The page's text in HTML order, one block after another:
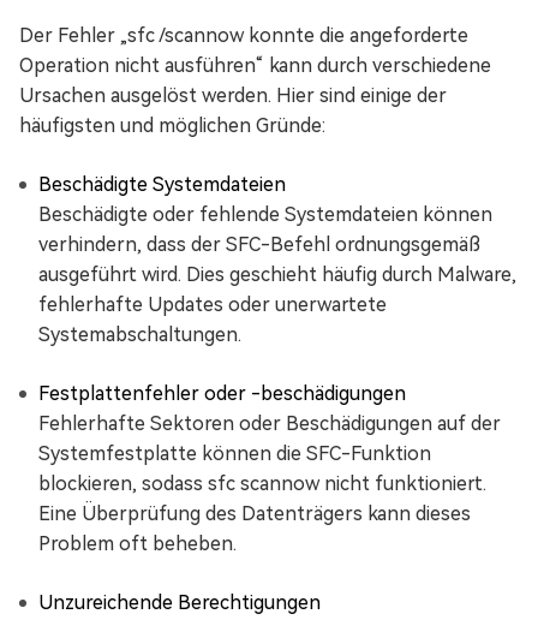
Der Fehler „sfc /scannow konnte die angeforderte
Operation nicht ausführen“ kann durch verschiedene
Ursachen ausgelöst werden. Hier sind einige der
häufigsten und möglichen Gründe:
Beschädigte Systemdateien
Beschädigte oder fehlende Systemdateien können
verhindern, dass der SFC-Befehl ordnungsgemäß
ausgeführt wird. Dies geschieht häufig durch Malware,
fehlerhafte Updates oder unerwartete
Systemabschaltungen.
Festplattenfehler oder -beschädigungen
Fehlerhafte Sektoren oder Beschädigungen auf der
Systemfestplatte können die SFC-Funktion
blockieren, sodass sfc scannow nicht funktioniert.
Eine Überprüfung des Datenträgers kann dieses
Problem oft beheben.
Unzureichende Berechtigungen